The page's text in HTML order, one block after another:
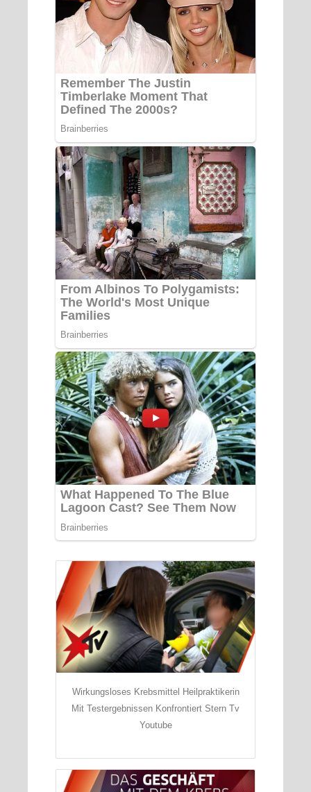
Wirkungsloses Krebsmittel Heilpraktikerin
Mit Testergebnissen Konfrontiert Stern Tv
Youtube